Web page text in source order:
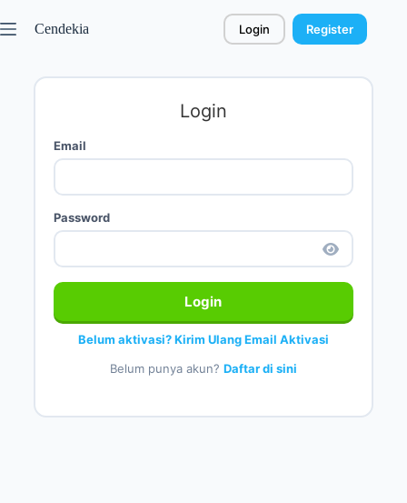
Cendekia Login Register
Login
Email
Password
Login
Belum aktivasi? Kirim Ulang Email Aktivasi
Belum punya akun? Daftar di sini